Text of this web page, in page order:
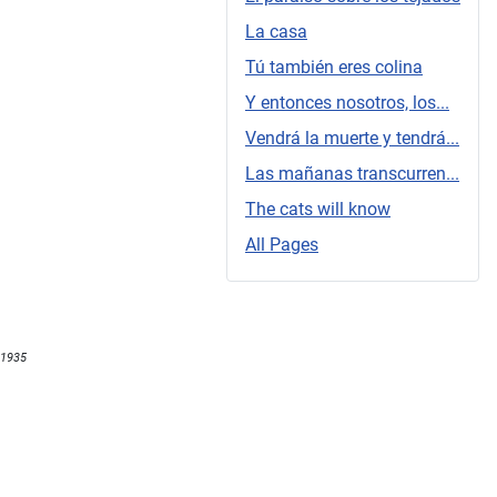
La casa
Tú también eres colina
Y entonces nosotros, los...
Vendrá la muerte y tendrá...
Las mañanas transcurren...
The cats will know
All Pages
1935